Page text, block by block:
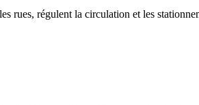
rues, régulent la circulation et les